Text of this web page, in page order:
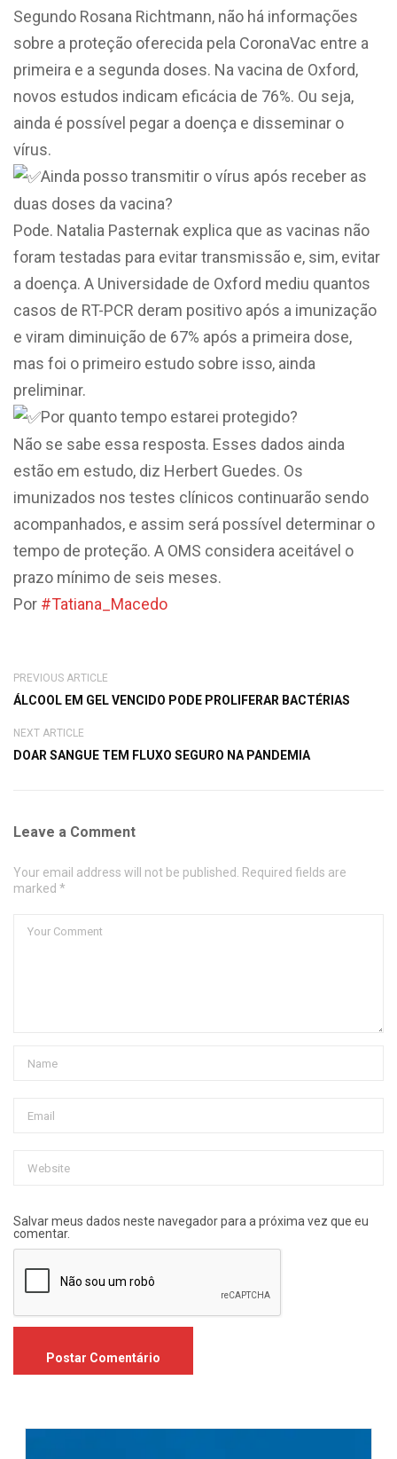
Segundo Rosana Richtmann, não há informações
sobre a proteção oferecida pela CoronaVac entre a
primeira e a segunda doses. Na vacina de Oxford,
novos estudos indicam eficácia de 76%. Ou seja,
ainda é possível pegar a doença e disseminar o
vírus.
Ainda posso transmitir o vírus após receber as
duas doses da vacina?
Pode. Natalia Pasternak explica que as vacinas não
foram testadas para evitar transmissão e, sim, evitar
a doença. A Universidade de Oxford mediu quantos
casos de RT-PCR deram positivo após a imunização
e viram diminuição de 67% após a primeira dose,
mas foi o primeiro estudo sobre isso, ainda
preliminar.
Por quanto tempo estarei protegido?
Não se sabe essa resposta. Esses dados ainda
estão em estudo, diz Herbert Guedes. Os
imunizados nos testes clínicos continuarão sendo
acompanhados, e assim será possível determinar o
tempo de proteção. A OMS considera aceitável o
prazo mínimo de seis meses.
Por #Tatiana_Macedo
PREVIOUS ARTICLE
ÁLCOOL EM GEL VENCIDO PODE PROLIFERAR BACTÉRIAS
NEXT ARTICLE
DOAR SANGUE TEM FLUXO SEGURO NA PANDEMIA
Leave a Comment
Your email address will not be published. Required fields are
marked *
Salvar meus dados neste navegador para a próxima vez que eu
comentar.